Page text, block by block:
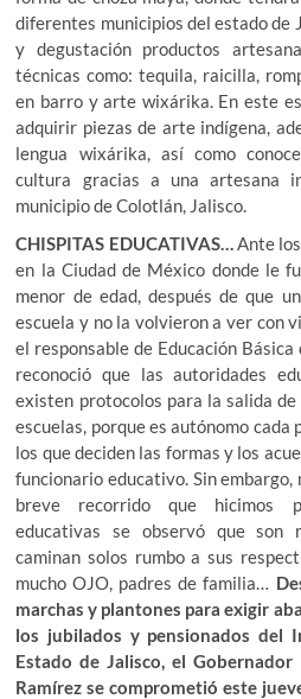
diferentes municipios del estado de
y degustación productos
técnicas como: tequila, raicilla,
en barro y arte wixárika. En este
adquirir piezas de arte indígena,
lengua wixárika, así como
cultura gracias a una artesana
municipio de Colotlán, Jalisco.
CHISPITAS EDUCATIVAS…Ante
en la Ciudad de México donde le
menor de edad, después de que
escuela y no la volvieron a ver con
el responsable de Educación
reconoció que las autoridades
existen protocolos para la salida
escuelas, porque es autónomo
los que deciden las formas y los
funcionario educativo. Sin
breve recorrido que hicimos
educativas se observó que son
caminan solos rumbo a sus
mucho OJO, padres de familia…
marchas y plantones para exigir
los jubilados y pensionados del
Estado de Jalisco, el
Ramírez se comprometió este